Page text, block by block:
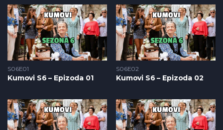
S06E01
Kumovi S6 – Epizoda 01
S06E02
Kumovi S6 – Epizoda 02